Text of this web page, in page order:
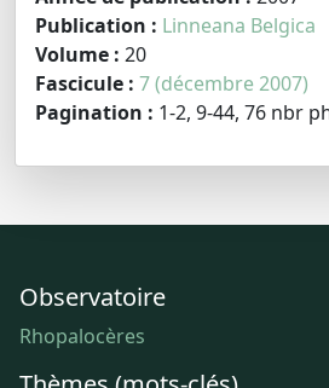
Publication : Linneana Belgica
Volume : 20
Fascicule : 7 (décembre 2007)
Pagination : 1-2, 9-44, 76 nbr
Observatoire
Rhopalocères